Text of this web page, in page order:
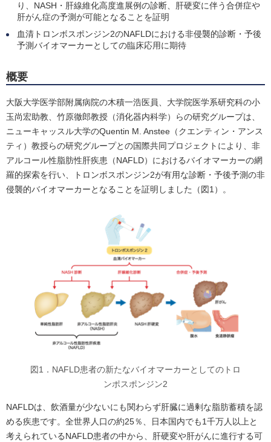
り、NASH・肝線維化高度進展例の診断、肝硬変に伴う合併症や
肝がん症の予測が可能となることを証明
血清トロンボスポンジン2のNAFLDにおける非侵襲的診断・予後
予測バイオマーカーとしての臨床応用に期待
概要
大阪大学医学部附属病院の木積一浩医員、大学院医学系研究科の小
玉尚宏助教、竹原徹郎教授（消化器内科学）らの研究グループは、
ニューキャッスル大学のQuentin M. Anstee（クエンティン・アンス
ティ）教授らの研究グループとの国際共同プロジェクトにより、非
アルコール性脂肪性肝疾患（NAFLD）におけるバイオマーカーの網
羅的探索を行い、トロンボスポンジン2が有用な診断・予後予測の非
侵襲的バイオマーカーとなることを証明しました（図1）。
図1．NAFLD患者の新たなバイオマーカーとしてのトロ
ンポスポンジン2
NAFLDは、飲酒量が少ないにも関わらず肝臓に過剰な脂肪蓄積を認
める疾患です。全世界人口の約25％、日本国内でも1千万人以上と
考えられているNAFLD患者の中から、肝硬変や肝がんに進行する可